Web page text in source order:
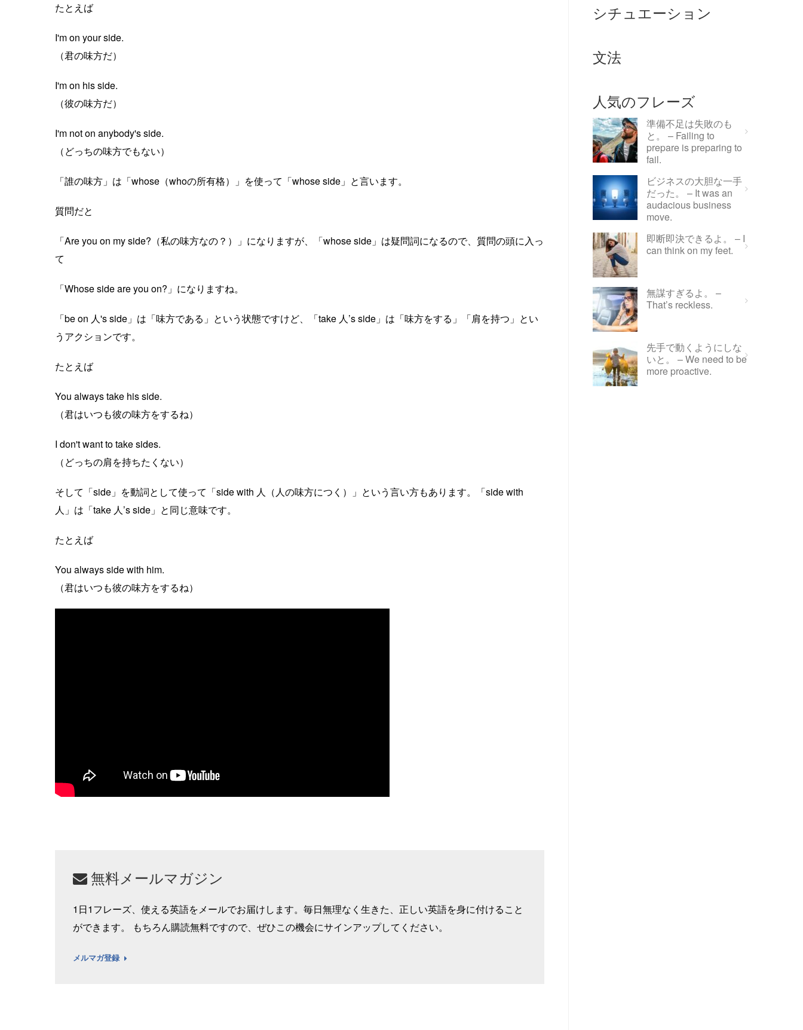
たとえば
I'm on your side.
（君の味方だ）
I'm on his side.
（彼の味方だ）
I'm not on anybody's side.
（どっちの味方でもない）
「誰の味方」は「whose（whoの所有格）」を使って「whose side」と言います。
質問だと
「Are you on my side?（私の味方なの？）」になりますが、「whose side」は疑問詞になるので、質問の頭に入っ
て
「Whose side are you on?」になりますね。
「be on 人's side」は「味方である」という状態ですけど、「take 人’s side」は「味方をする」「肩を持つ」とい
うアクションです。
たとえば
You always take his side.
（君はいつも彼の味方をするね）
I don't want to take sides.
（どっちの肩を持ちたくない）
そして「side」を動詞として使って「side with 人（人の味方につく）」という言い方もあります。「side with
人」は「take 人’s side」と同じ意味です。
たとえば
You always side with him.
（君はいつも彼の味方をするね）
無料メールマガジン
1日1フレーズ、使える英語をメールでお届けします。毎日無理なく生きた、正しい英語を身に付けること
ができます。 もちろん購読無料ですので、ぜひこの機会にサインアップしてください。
メルマガ登録
シチュエーション
文法
人気のフレーズ
準備不足は失敗のも
と。 – Failing to
prepare is preparing to
fail.
ビジネスの大胆な一手
だった。 – It was an
audacious business
move.
即断即決できるよ。 – I
can think on my feet.
無謀すぎるよ。 –
That’s reckless.
先手で動くようにしな
いと。 – We need to be
more proactive.